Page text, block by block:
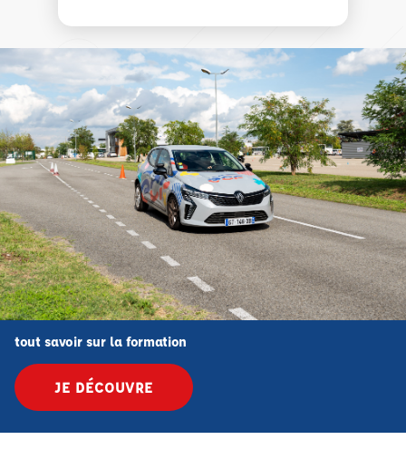
tout savoir sur la formation
JE DÉCOUVRE